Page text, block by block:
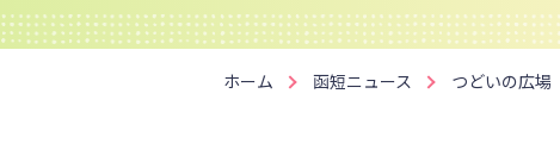
ホーム 函短ニュース つどいの広場